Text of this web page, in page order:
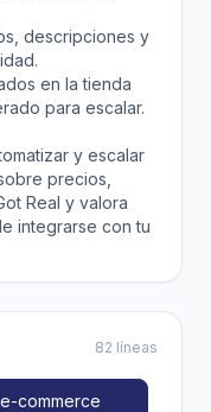
descripciones y
en la tienda
para escalar.
y escalar
precios,
Real y valora
integrarse con tu
82 líneas
commerce